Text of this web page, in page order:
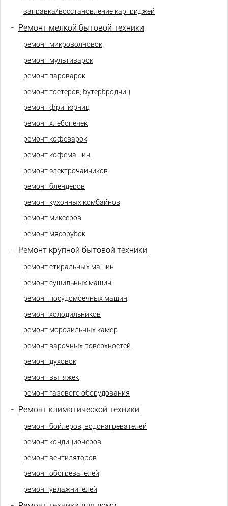
заправка/восстановление картриджей
- Ремонт мелкой бытовой техники
ремонт микроволновок
ремонт мультиварок
ремонт пароварок
ремонт тостеров, бутербродниц
ремонт фритюрниц
ремонт хлебопечек
ремонт кофеварок
ремонт кофемашин
ремонт электрочайников
ремонт блендеров
ремонт кухонных комбайнов
ремонт миксеров
ремонт мясорубок
- Ремонт крупной бытовой техники
ремонт стиральных машин
ремонт сушильных машин
ремонт посудомоечных машин
ремонт холодильников
ремонт морозильных камер
ремонт варочных поверхностей
ремонт духовок
ремонт вытяжек
ремонт газового оборудования
- Ремонт климатической техники
ремонт бойлеров, водонагревателей
ремонт кондиционеров
ремонт вентиляторов
ремонт обогревателей
ремонт увлажнителей